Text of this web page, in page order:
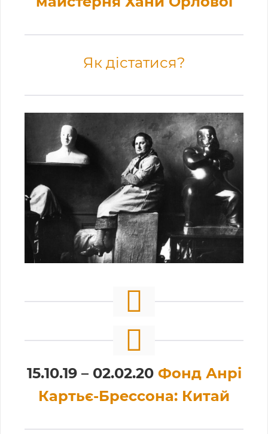
Як дістатися?
15.10.19 – 02.02.20 Фонд Анрі
Картьє-Брессона: Китай